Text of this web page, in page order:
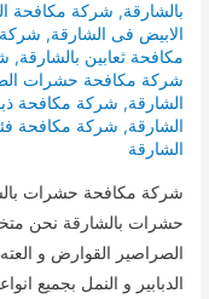
بالشارقة, شركة مكافحة
الابيض فى الشارقة,
مكافحة ثعابين بالشارقة,
شركة مكافحة حشرات
الشارقة, شركة مكافحة
الشارقة, شركة مكافحة
الشارقة
شركة مكافحة حشرات
حشرات بالشارقة نحن
الصراصير القوارض و
الدبابير و النمل بجميع